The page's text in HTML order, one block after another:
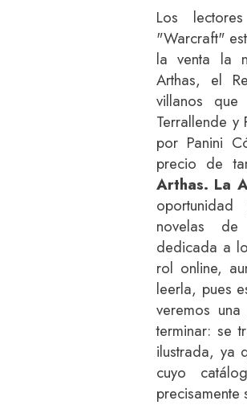
Los
"Warcraft"
la venta la
Arthas, el
villanos
Terrallende y
por Panini
precio de
Arthas. La
novelas de
dedicada a
rol online,
leerla, pues
veremos
terminar: se
ilustrada, ya
cuyo